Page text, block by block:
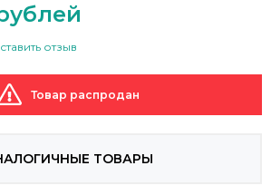
отзыв
Товар распродан
ТОВАРЫ